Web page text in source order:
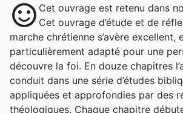
sentiment_satisfied Cet ouvrage est retenu dans
Cet ouvrage d’étude et de
marche chrétienne s’avère excellent,
particulièrement adapté pour une
découvre la foi. En douze chapitres
conduit dans une série d’études
appliquées et approfondies par des
théologiques. Chaque chapitre